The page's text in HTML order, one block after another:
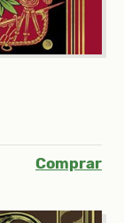
Comprar